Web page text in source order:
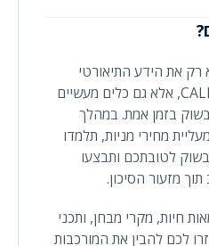
את הידע התיאורטי
הדרוש למסחר באופציות CALL, אלא גם כלים מעשיים
בזמן אמת. במהלך
מחירי מניות, תלמדו
לטובתכם ותבצעו
מזעור הסיכון.
חיות, מקרי מבחן, ותכני
לכם להבין את המורכבות